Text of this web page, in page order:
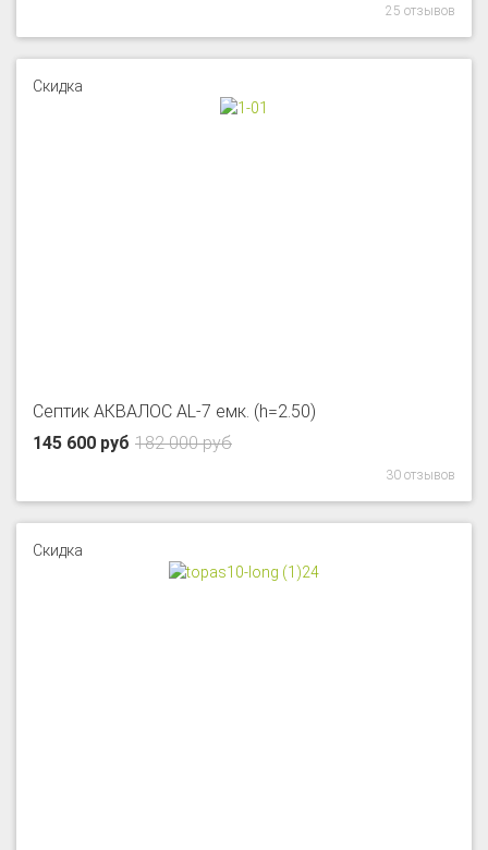
25 отзывов
Скидка
Септик АКВАЛОС AL-7 емк. (h=2.50)
182 000 руб
145 600 руб
30 отзывов
Скидка